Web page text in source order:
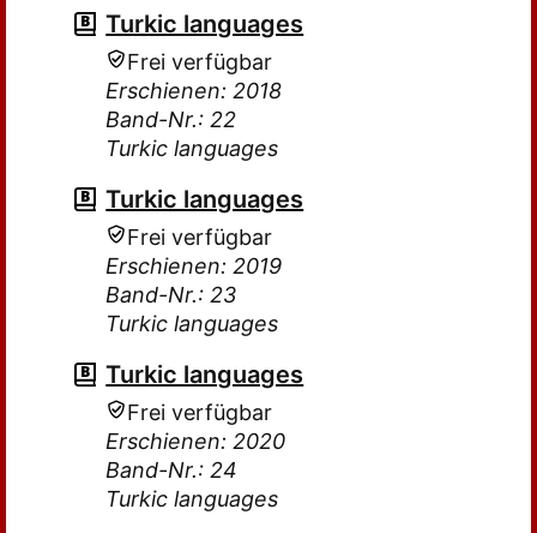
Turkic languages
Frei verfügbar
Erschienen: 2018
Band-Nr.: 22
Turkic languages
Turkic languages
Frei verfügbar
Erschienen: 2019
Band-Nr.: 23
Turkic languages
Turkic languages
Frei verfügbar
Erschienen: 2020
Band-Nr.: 24
Turkic languages